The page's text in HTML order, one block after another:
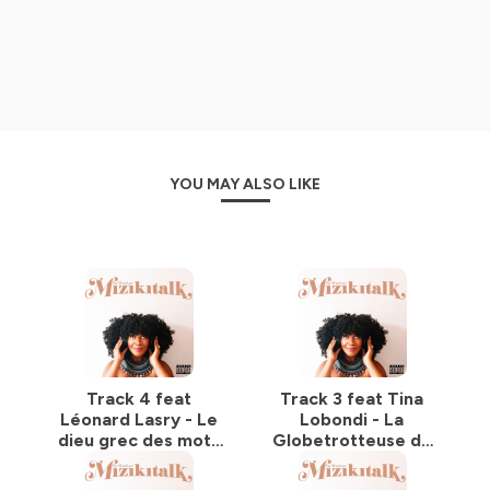
YOU MAY ALSO LIKE
Track 4 feat
Léonard Lasry - Le
dieu grec des mots
et de la
composition
Track 3 feat Tina
Lobondi - La
Globetrotteuse de
la mode